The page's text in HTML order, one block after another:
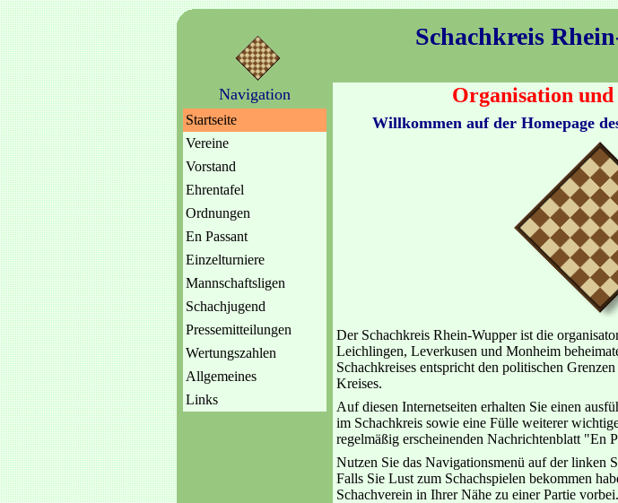
Schachkreis
Navigation
Startseite
Vereine
Vorstand
Ehrentafel
Ordnungen
En Passant
Einzelturniere
Mannschaftsligen
Schachjugend
Pressemitteilungen
Wertungszahlen
Allgemeines
Links
Organisation
Willkommen auf der Homepage
Der Schachkreis Rhein-Wupper ist die
Leichlingen, Leverkusen und Monheim
Schachkreises entspricht den politischen
Kreises.
Auf diesen Internetseiten erhalten Sie einen
im Schachkreis sowie eine Fülle weiterer
regelmäßig erscheinenden Nachrichtenblatt "En
Nutzen Sie das Navigationsmenü auf der linken
Falls Sie Lust zum Schachspielen bekommen
Schachverein in Ihrer Nähe zu einer Partie